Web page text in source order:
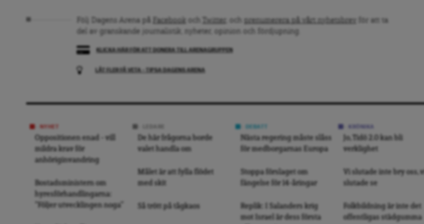
Följ Dagens Arena på Facebook Twitter prenumerera på vårt nyhetsbrev
för att ta
del av granskande journalistik, nyheter, opinion och fördjupning.
LÅT FLER FÅ VETA – TIPSA DAGENS ARENA
NYHET
Oppositionen enad – vill
mildra krav för
anhöriginvandring
Bostadsministern om
hyresförhandlingarna:
”Följer utvecklingen noga”
De här frågorna borde
valet handla om
Målet är att fylla flödet
med skit
Så trött på tågkaos
Nästa regering måste slåss
för medborgarnas Europa
Stoppa förslaget om
fängelse för 14-åringar
Replik: I Salanders krig
mot Israel är dess första
Jo, Tidö 2.0 kan bli
verklighet
Vi slutade inte bry oss, vi
slutade se
Folkbildning är inte det
offentligas städgumma